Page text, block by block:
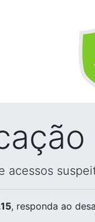
acessos
, responda ao